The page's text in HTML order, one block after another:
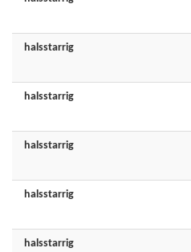
halsstarrig
halsstarrig
halsstarrig
halsstarrig
halsstarrig